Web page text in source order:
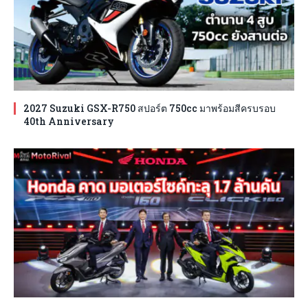
2027 Suzuki GSX-R750 สปอร์ต 750cc มาพร้อมสีครบรอบ
40th Anniversary